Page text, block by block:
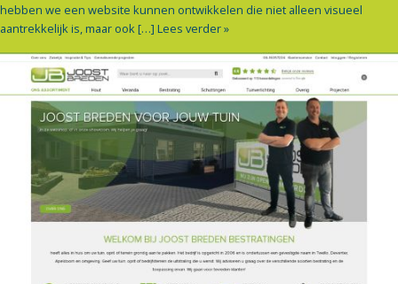
hebben we een website kunnen ontwikkelen die niet alleen visueel
aantrekkelijk is, maar ook […] Lees verder »